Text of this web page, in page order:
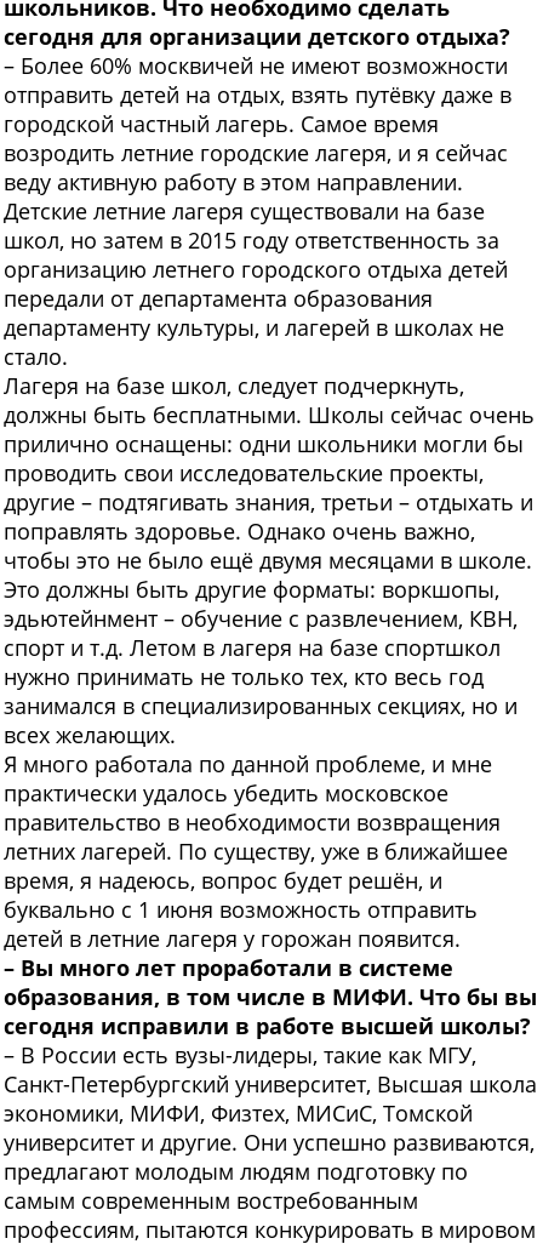
школьников. Что необходимо сделать
сегодня для организации детского отдыха?
– Более 60% москвичей не имеют возможности
отправить детей на отдых, взять путёвку даже в
городской частный лагерь. Самое время
возродить летние городские лагеря, и я сейчас
веду активную работу в этом направлении.
Детские летние лагеря существовали на базе
школ, но затем в 2015 году ответственность за
организацию летнего городского отдыха детей
передали от департамента образования
департаменту культуры, и лагерей в школах не
стало.
Лагеря на базе школ, следует подчеркнуть,
должны быть бесплатными. Школы сейчас очень
прилично оснащены: одни школьники могли бы
проводить свои исследовательские проекты,
другие – подтягивать знания, третьи – отдыхать и
поправлять здоровье. Однако очень важно,
чтобы это не было ещё двумя месяцами в школе.
Это должны быть другие форматы: воркшопы,
эдьютейнмент – обучение с развлечением, КВН,
спорт и т.д. Летом в лагеря на базе спортшкол
нужно принимать не только тех, кто весь год
занимался в специализированных секциях, но и
всех желающих.
Я много работала по данной проблеме, и мне
практически удалось убедить московское
правительство в необходимости возвращения
летних лагерей. По существу, уже в ближайшее
время, я надеюсь, вопрос будет решён, и
буквально с 1 июня возможность отправить
детей в летние лагеря у горожан появится.
– Вы много лет проработали в системе
образования, в том числе в МИФИ. Что бы вы
сегодня исправили в работе высшей школы?
– В России есть вузы-лидеры, такие как МГУ,
Санкт-Петербургский университет, Высшая школа
экономики, МИФИ, Физтех, МИСиС, Томской
университет и другие. Они успешно развиваются,
предлагают молодым людям подготовку по
самым современным востребованным
профессиям, пытаются конкурировать в мировом